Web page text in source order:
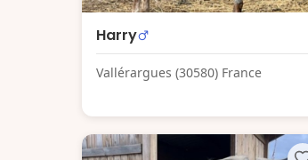
Harry
Vallérargues (30580) France